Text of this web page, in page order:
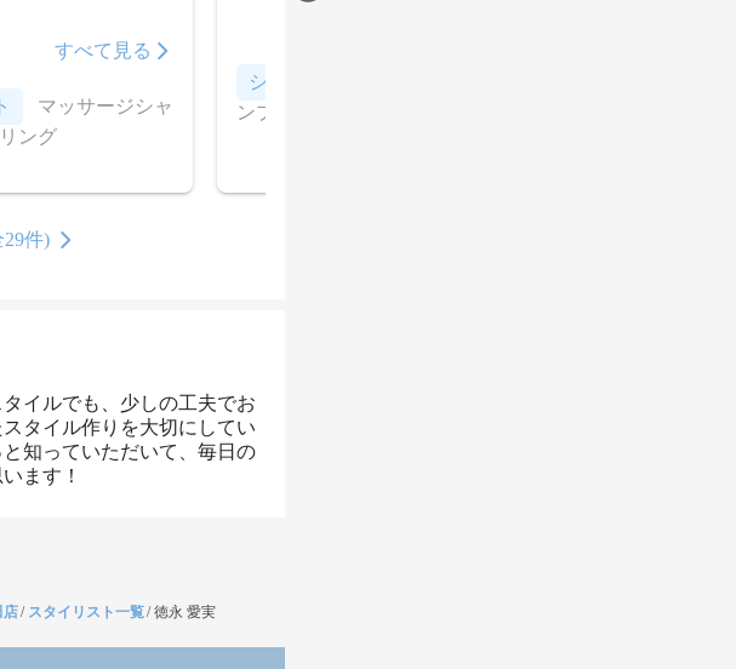
すべて見る
ング
シャンプー・ブロー、アイロンセット
ンプーで癒されるシャンプー・スタイリング
件)
イルでも、少しの工夫でお
タイル作りを大切にしてい
知っていただいて、毎日の
ます！
店/ スタイリスト一覧/徳永 愛実